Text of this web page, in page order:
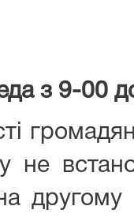
з 9-00
не
другому